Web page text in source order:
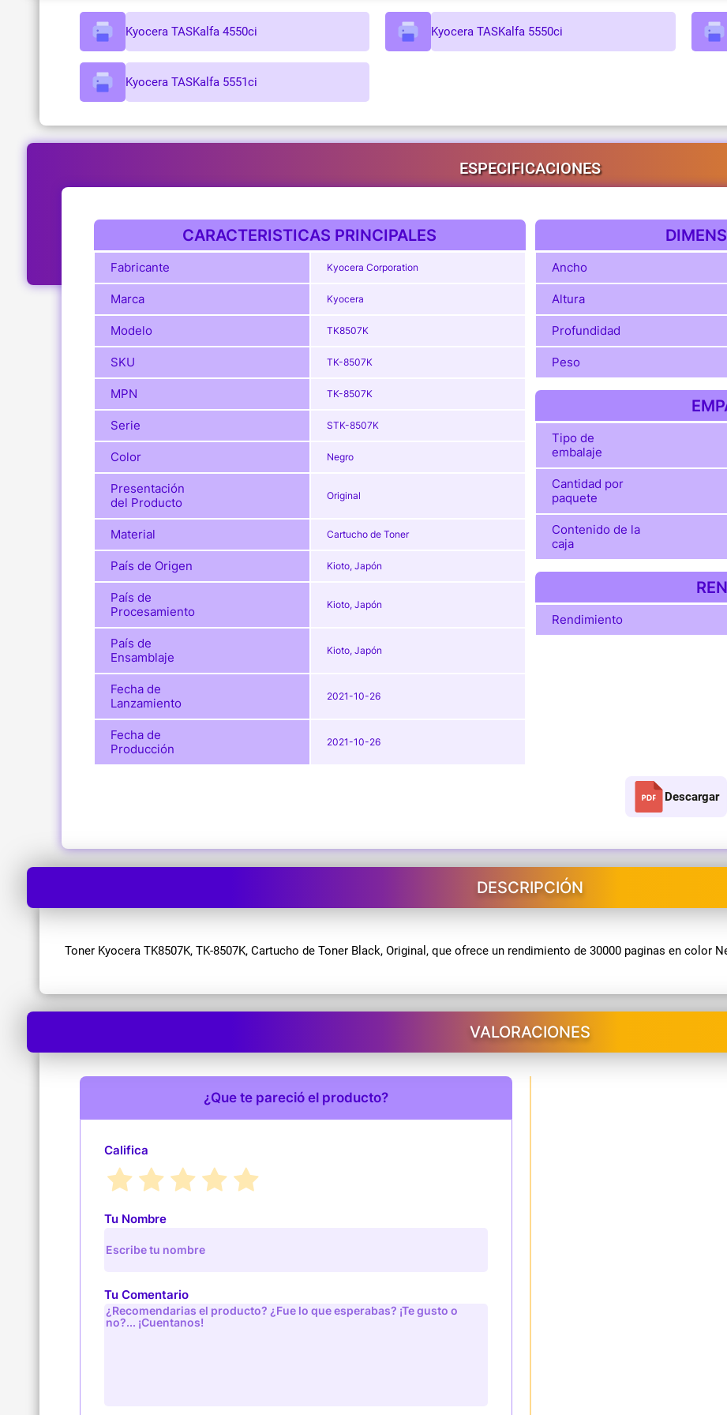
Kyocera TASKalfa 4550ci Kyocera TASKalfa 5550ci
Kyocera TASKalfa 5551ci
ESPECIFICACIONES
CARACTERISTICAS PRINCIPALES
Fabricante Kyocera Corporation
Marca Kyocera
Modelo TK8507K
SKU TK-8507K
MPN TK-8507K
Serie STK-8507K
Color Negro
Presentación
del Producto
Original
Material Cartucho de Toner
País de Origen Kioto, Japón
País de
Procesamiento
Kioto, Japón
País de
Ensamblaje
Kioto, Japón
Fecha de
Lanzamiento
2021-10-26
Fecha de
Producción
2021-10-26
Ancho
Altura
Profundidad
Peso
Tipo de
embalaje
Cantidad por
paquete
Contenido de la
caja
Rendimiento
Descargar
DESCRIPCIÓN
Toner Kyocera TK8507K, TK-8507K, Cartucho de Toner Black, Original, que ofrece un rendimiento de 30000 paginas en color
VALORACIONES
¿Que te pareció el producto?
Califica
Tu Nombre
Tu Comentario